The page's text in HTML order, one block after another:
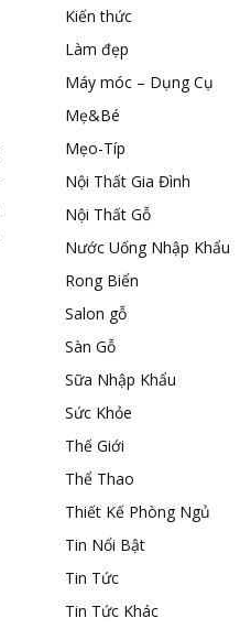
Kiến thức
Làm đẹp
Máy móc – Dụng Cụ
Mẹ&Bé
Mẹo-Típ
Nội Thất Gia Đình
Nội Thất Gỗ
Nước Uống Nhập Khẩu
Rong Biển
Salon gỗ
Sàn Gỗ
Sữa Nhập Khẩu
Sức Khỏe
Thế Giới
Thể Thao
Thiết Kế Phòng Ngủ
Tin Nổi Bật
Tin Tức
Tin Tức Khác